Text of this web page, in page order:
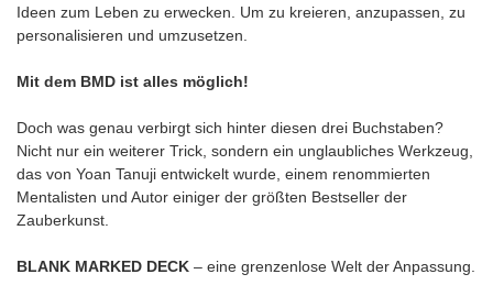
Ideen zum Leben zu erwecken. Um zu kreieren, anzupassen, zu
personalisieren und umzusetzen.
Mit dem BMD ist alles möglich!
Doch was genau verbirgt sich hinter diesen drei Buchstaben?
Nicht nur ein weiterer Trick, sondern ein unglaubliches Werkzeug,
das von Yoan Tanuji entwickelt wurde, einem renommierten
Mentalisten und Autor einiger der größten Bestseller der
Zauberkunst.
BLANK MARKED DECK – eine grenzenlose Welt der Anpassung.